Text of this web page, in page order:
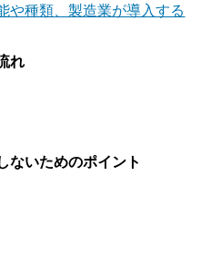
や種類、製造業が導入する
れ
ないためのポイント